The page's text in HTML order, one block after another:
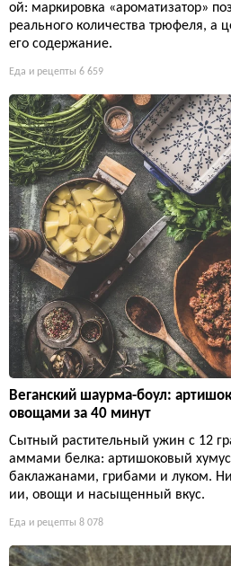
ой: маркировка «ароматизатор»
реального количества трюфеля, а
его содержание.
Еда и рецепты 6 659
Веганский шаурма-боул:
овощами за 40 минут
Сытный растительный ужин с 12
аммами белка: артишоковый
баклажанами, грибами и луком.
ии, овощи и насыщенный вкус.
Еда и рецепты 8 078